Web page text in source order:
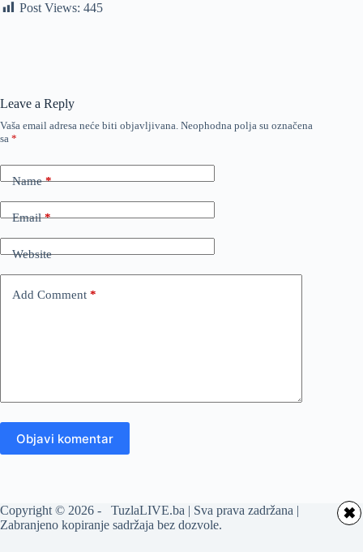
Post Views: 445
Leave a Reply
Vaša email adresa neće biti objavljivana. Neophodna polja su označena
sa *
Name*
Email*
Website
Add Comment *
Objavi komentar
Copyright © 2026 - TuzlaLIVE.ba | Sva prava zadržana |
Zabranjeno kopiranje sadržaja bez dozvole.
✖